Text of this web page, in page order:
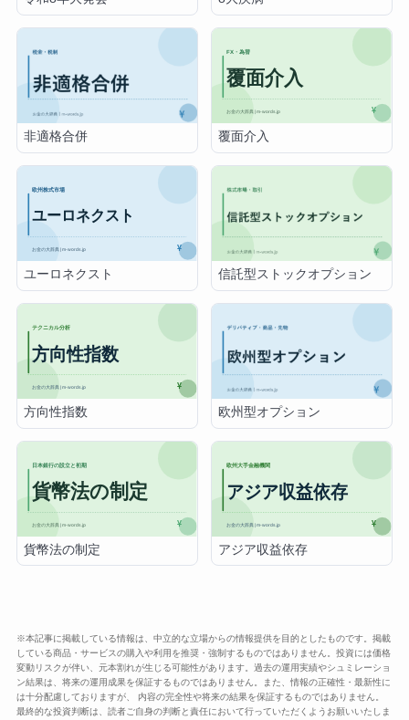
非適格合併 覆面介入
ユーロネクスト 信託型ストックオプション
方向性指数 欧州型オプション
貨幣法の制定 アジア収益依存
※本記事に掲載している情報は、中立的な立場からの情報提供を目的としたものです。掲載
している商品・サービスの購入や利用を推奨・強制するものではありません。投資には価格
変動リスクが伴い、元本割れが生じる可能性があります。過去の運用実績やシュミレーショ
ン結果は、将来の運用成果を保証するものではありません。また、情報の正確性・最新性に
は十分配慮しておりますが、 内容の完全性や将来の結果を保証するものではありません。
最終的な投資判断は、読者ご自身の判断と責任において行っていただくようお願いいたしま